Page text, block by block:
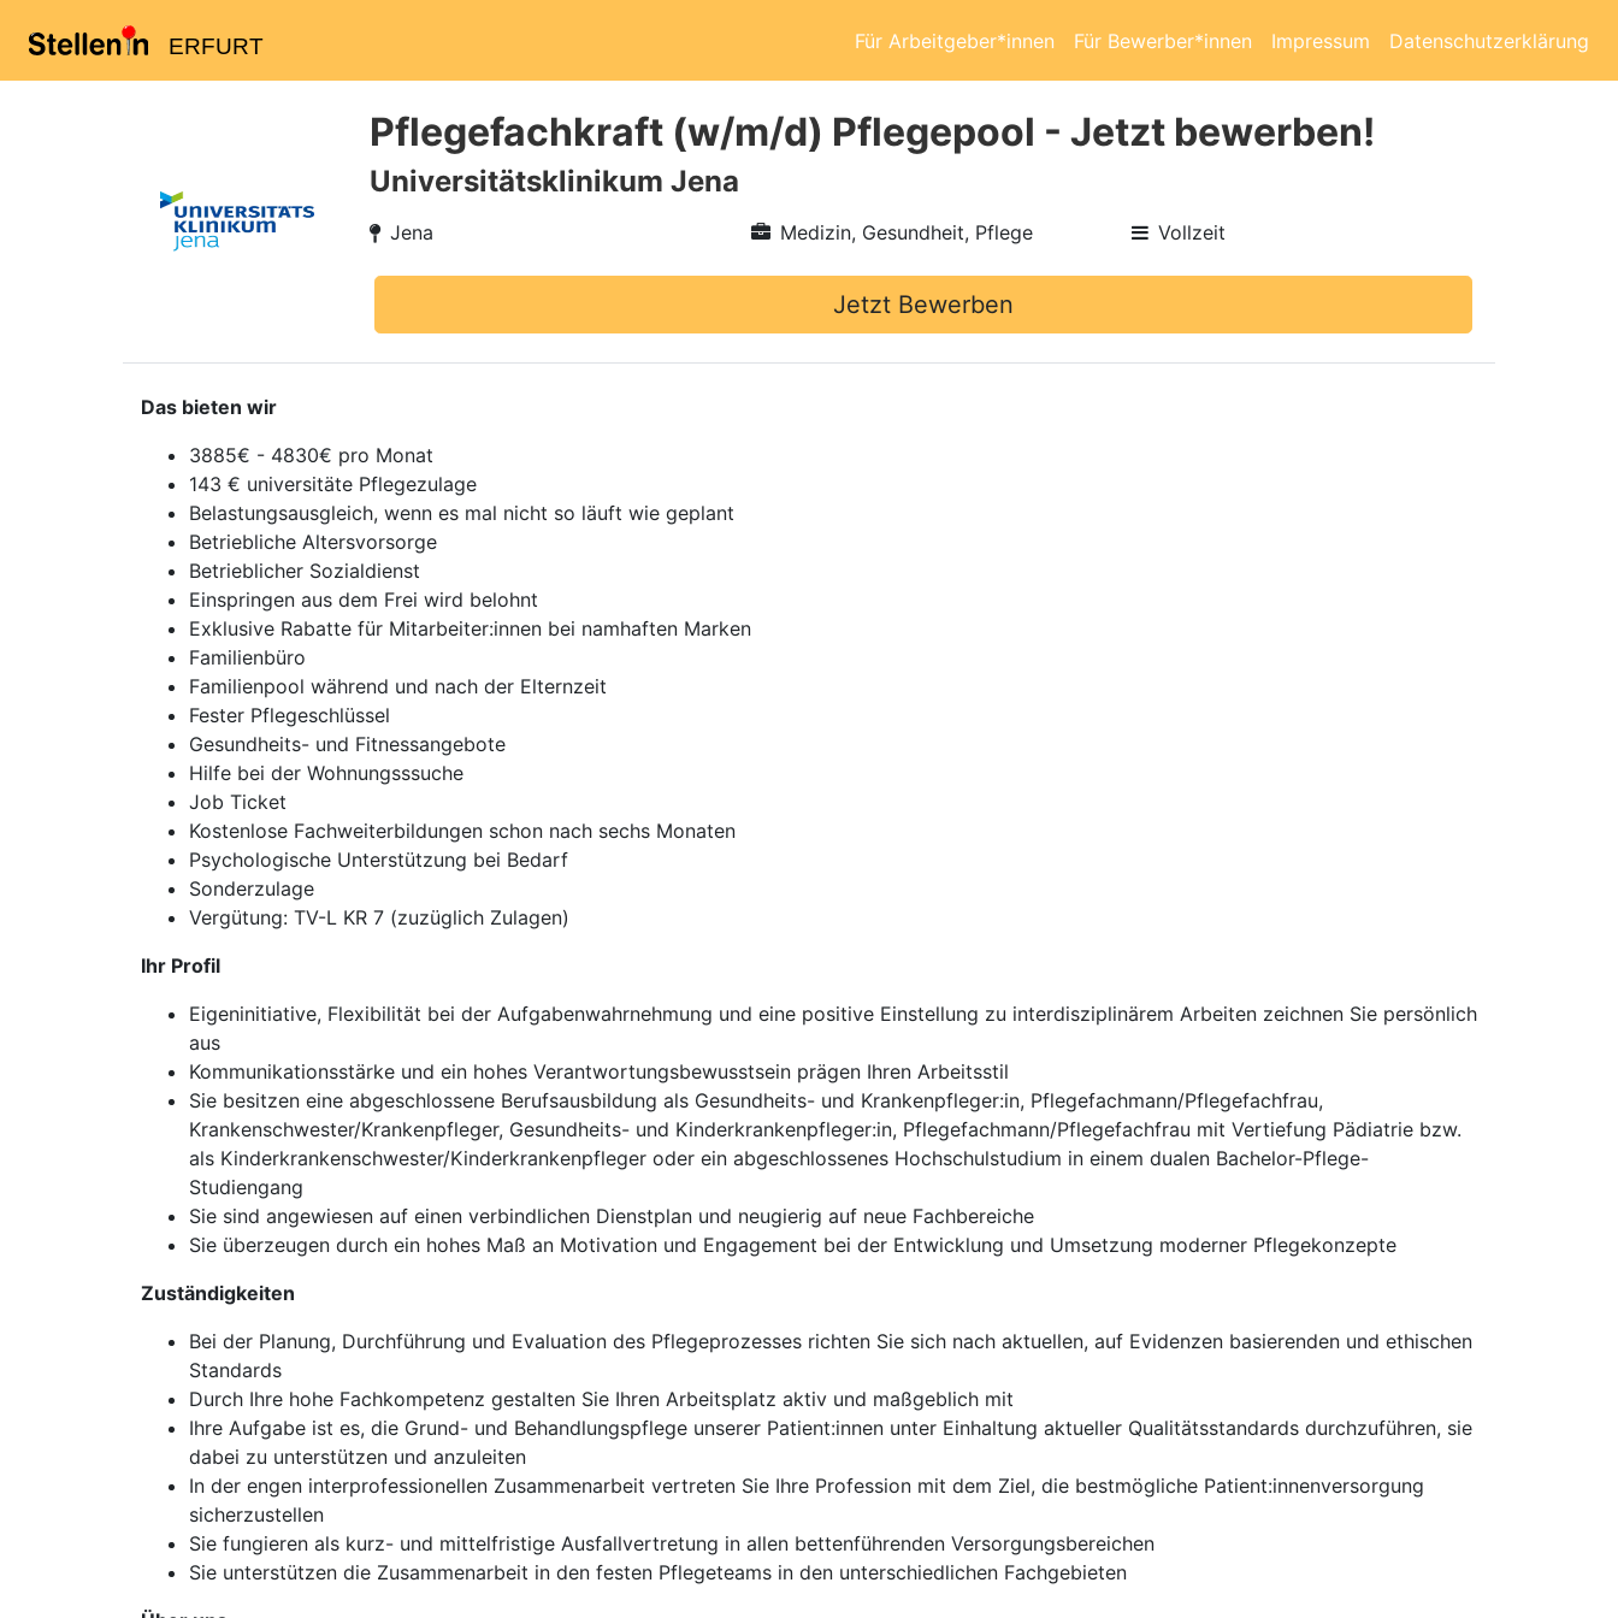
ERFURT Für Arbeitgeber*innen Für Bewerber*innen Impressum Datenschutzerklärung
Pflegefachkraft (w/m/d) Pflegepool - Jetzt bewerben!
Universitätsklinikum Jena
Jena Medizin, Gesundheit, Pflege Vollzeit
Jetzt Bewerben
Das bieten wir
3885€ - 4830€ pro Monat
143 € universitäte Pflegezulage
Belastungsausgleich, wenn es mal nicht so läuft wie geplant
Betriebliche Altersvorsorge
Betrieblicher Sozialdienst
Einspringen aus dem Frei wird belohnt
Exklusive Rabatte für Mitarbeiter:innen bei namhaften Marken
Familienbüro
Familienpool während und nach der Elternzeit
Fester Pflegeschlüssel
Gesundheits- und Fitnessangebote
Hilfe bei der Wohnungsssuche
Job Ticket
Kostenlose Fachweiterbildungen schon nach sechs Monaten
Psychologische Unterstützung bei Bedarf
Sonderzulage
Vergütung: TV-L KR 7 (zuzüglich Zulagen)
Ihr Profil
Eigeninitiative, Flexibilität bei der Aufgabenwahrnehmung und eine positive Einstellung zu interdisziplinärem Arbeiten zeichnen Sie persönlich
aus
Kommunikationsstärke und ein hohes Verantwortungsbewusstsein prägen Ihren Arbeitsstil
Sie besitzen eine abgeschlossene Berufsausbildung als Gesundheits- und Krankenpfleger:in, Pflegefachmann/Pflegefachfrau,
Krankenschwester/Krankenpfleger, Gesundheits- und Kinderkrankenpfleger:in, Pflegefachmann/Pflegefachfrau mit Vertiefung Pädiatrie bzw.
als Kinderkrankenschwester/Kinderkrankenpfleger oder ein abgeschlossenes Hochschulstudium in einem dualen Bachelor-Pflege-
Studiengang
Sie sind angewiesen auf einen verbindlichen Dienstplan und neugierig auf neue Fachbereiche
Sie überzeugen durch ein hohes Maß an Motivation und Engagement bei der Entwicklung und Umsetzung moderner Pflegekonzepte
Zuständigkeiten
Bei der Planung, Durchführung und Evaluation des Pflegeprozesses richten Sie sich nach aktuellen, auf Evidenzen basierenden und ethischen
Standards
Durch Ihre hohe Fachkompetenz gestalten Sie Ihren Arbeitsplatz aktiv und maßgeblich mit
Ihre Aufgabe ist es, die Grund- und Behandlungspflege unserer Patient:innen unter Einhaltung aktueller Qualitätsstandards durchzuführen, sie
dabei zu unterstützen und anzuleiten
In der engen interprofessionellen Zusammenarbeit vertreten Sie Ihre Profession mit dem Ziel, die bestmögliche Patient:innenversorgung
sicherzustellen
Sie fungieren als kurz- und mittelfristige Ausfallvertretung in allen bettenführenden Versorgungsbereichen
Sie unterstützen die Zusammenarbeit in den festen Pflegeteams in den unterschiedlichen Fachgebieten